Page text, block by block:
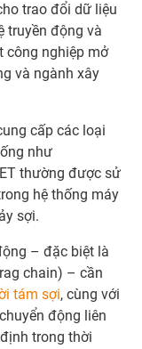
trao đổi dữ liệu
truyền động và
công nghiệp mở
và ngành xây
cấp các loại
như
thường được sử
hệ thống máy
sợi.
– đặc biệt là
chain) – cần
tám sợi, cùng với
động liên
trong thời